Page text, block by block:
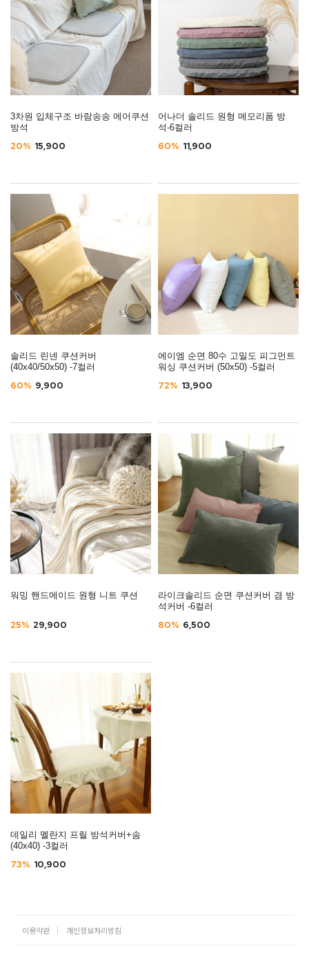
3차원 입체구조 바람송송 에어쿠션
방석
20% 15,900
어나더 솔리드 원형 메모리폼 방
석-6컬러
60% 11,900
솔리드 린넨 쿠션커버
(40x40/50x50) -7컬러
60% 9,900
에이엠 순면 80수 고밀도 피그먼트
워싱 쿠션커버 (50x50) -5컬러
72% 13,900
워밍 핸드메이드 원형 니트 쿠션
25% 29,900
라이크솔리드 순면 쿠션커버 겸 방
석커버 -6컬러
80% 6,500
데일리 멜란지 프릴 방석커버+솜
(40x40) -3컬러
73% 10,900
이용약관 개인정보처리방침